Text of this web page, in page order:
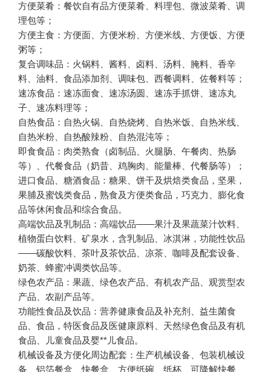
方便菜肴：餐饮自有品方便菜肴、料理包、微波菜肴、调
方便主食：方便面、方便米粉、方便米线、方便饭、方便
复合调味品：火锅料、酱料、卤料、汤料、腌料、香辛
速冻食品：速冻面食、速冻汤圆、速冻手抓饼、速冻丸
自热食品：自热火锅、自热烧烤、自热米饭、自热米线、
即食食品：肉类熟食（卤制品、火腿肠、午餐肉、热肠
进口食品、糖酒食品：糖果、饼干及烘焙类食品，坚果，
果脯及蜜饯类食品，熟食及方便类食品，巧克力、膨化食
高端饮品及乳制品：高端饮品——果汁及果蔬菜汁饮料、
植物蛋白饮料、矿泉水，含乳制品、冰淇淋，功能性饮品
——碳酸饮料、茶叶及茶饮品、凉茶、咖啡及配套设备、
绿色农产品：果蔬、绿色农产品、有机农产品、观赏型农
功能性食品及饮品：营养健康食品及补充剂、益生菌食
品、食品，特医食品及医健康原料、天然绿色食品及有机
机械设备及方便化周边配套：生产机械设备、包装机械设
备、铝箔餐盒、快餐盒、方便纸碗、纸杯、可降解快餐